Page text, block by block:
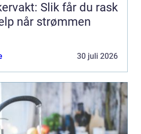
Slik får du rask
når strømmen
30 juli 2026